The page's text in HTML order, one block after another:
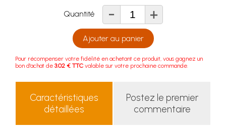
Quantité - +
Ajouter au panier
Pour récompenser votre fidélité en achetant ce produit, vous gagnez un
bon d'achat de 3.02 € TTC valable sur votre prochaine commande.
Caractéristiques
détaillées
Postez le premier
commentaire